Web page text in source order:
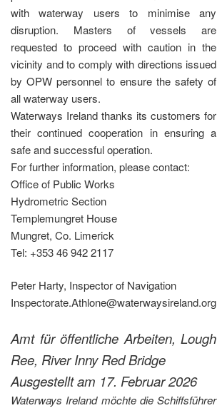
with waterway users to minimise any
disruption. Masters of vessels are
requested to proceed with caution in the
vicinity and to comply with directions issued
by OPW personnel to ensure the safety of
all waterway users.
Waterways Ireland thanks its customers for
their continued cooperation in ensuring a
safe and successful operation.
For further information, please contact:
Office of Public Works
Hydrometric Section
Templemungret House
Mungret, Co. Limerick
Tel: +353 46 942 2117
Peter Harty, Inspector of Navigation
Inspectorate.Athlone@waterwaysireland.org
Amt für öffentliche Arbeiten, Lough
Ree, River Inny Red Bridge
Ausgestellt am 17. Februar 2026
Waterways Ireland möchte die Schiffsführer